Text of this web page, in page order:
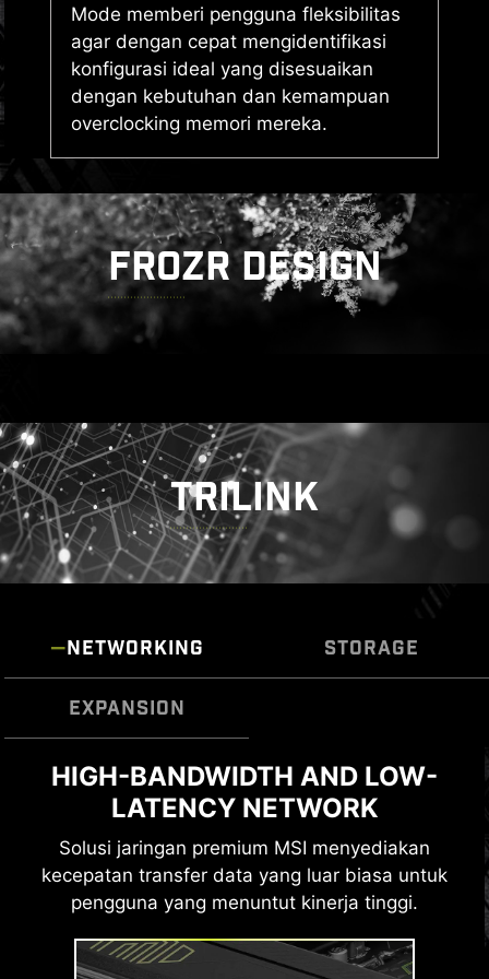
Mode memberi pengguna fleksibilitas
agar dengan cepat mengidentifikasi
konfigurasi ideal yang disesuaikan
dengan kebutuhan dan kemampuan
overclocking memori mereka.
FROZR DESIGN
TRILINK
NETWORKING STORAGE
EXPANSION
HIGH-BANDWIDTH AND LOW-
LATENCY NETWORK
Solusi jaringan premium MSI menyediakan
kecepatan transfer data yang luar biasa untuk
pengguna yang menuntut kinerja tinggi.
FAST AND FUTURE-READY
STORAGE
Motherboard MSI MAG Series mendukung
semua standar penyimpanan terbaru, yang
memungkinkan pengguna untuk
fast apa pun. Memulai permainan lebih cepat,
LIGHTNING GEN 5 PCI-E WITH
STEEL ARMOR II
LIGHTNING GEN 5 PCI-E
bandwidth antarmuka x16 dapat mencapai